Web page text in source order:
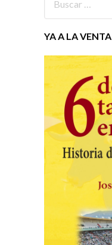
YA A LA VENTA